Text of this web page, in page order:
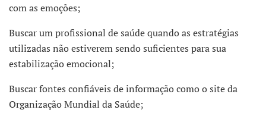
com as emoções;
Buscar um profissional de saúde quando as estratégias
utilizadas não estiverem sendo suficientes para sua
estabilização emocional;
Buscar fontes confiáveis de informação como o site da
Organização Mundial da Saúde;